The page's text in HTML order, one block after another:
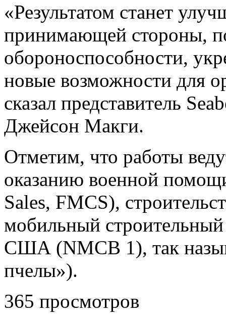
«Результатом станет
принимающей стороны,
обороноспособности,
новые возможности для
сказал представитель
Джейсон Макги.
Отметим, что работы
оказанию военной
Sales, FMCS),
мобильный
США (NMCB 1), так
пчелы»).
365 просмотров